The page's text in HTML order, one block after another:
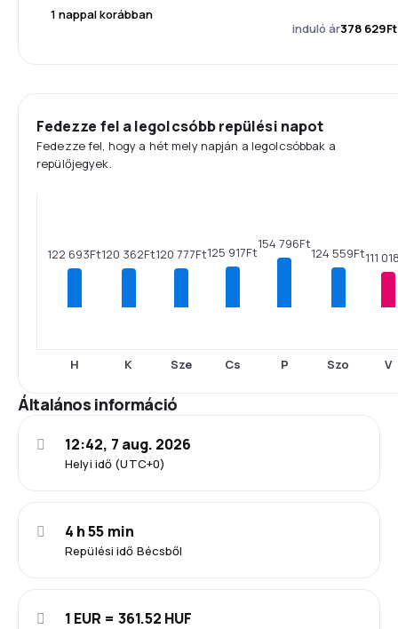
1 nappal korábban
induló ár378 629Ft
Fedezze fel a legolcsóbb repülési napot
Fedezze fel, hogy a hét mely napján a legolcsóbbak a
repülőjegyek.
122 693Ft
H
120 362Ft
K
120 777Ft
Sze
125 917Ft
Cs
154 796Ft
P
124 559Ft
Szo
111
V
Általános információ
Helyi idő (UTC+0)
12:42, 7 aug. 2026
Repülési idő Bécsből
4 h 55 min
1 EUR = 361.52 HUF